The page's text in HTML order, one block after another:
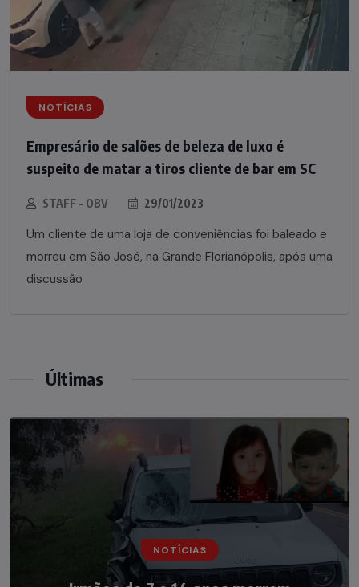
NOTÍCIAS
Empresário de salões de beleza de luxo é
suspeito de matar a tiros cliente de bar em SC
STAFF - OBV 29/01/2023
Um cliente de uma loja de conveniências foi baleado e
morreu em São José, na Grande Florianópolis, após uma
discussão
Últimas
NOTÍCIAS
NOTÍCIAS